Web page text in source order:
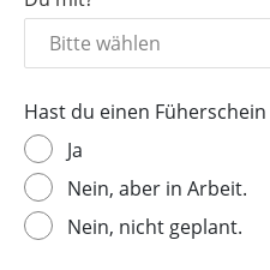
Hast du einen Füherschein
Ja
Nein, aber in Arbeit.
Nein, nicht geplant.